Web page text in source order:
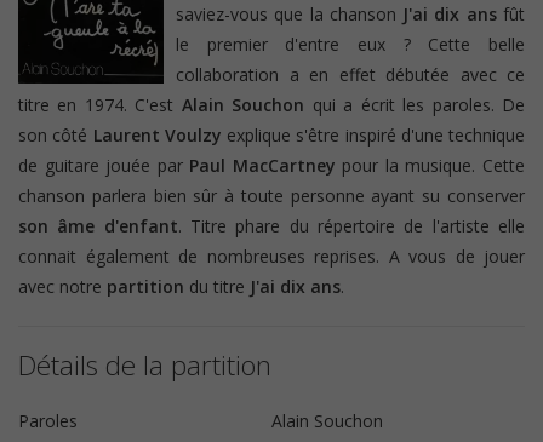
saviez-vous que la chanson J'ai dix ansfût
le premier d'entre eux ? Cette belle
collaboration a en effet débutée avec ce
titre en 1974. C'est Alain Souchon qui a écrit les paroles. De
son côté Laurent Voulzy explique s'être inspiré d'une technique
de guitare jouée par Paul MacCartney pour la musique. Cette
chanson parlera bien sûr à toute personne ayant su conserver
son âme d'enfant. Titre phare du répertoire de l'artiste elle
connait également de nombreuses reprises. A vous de jouer
avec notre partition du titre J'ai dix ans.
Détails de la partition
Paroles
Alain Souchon